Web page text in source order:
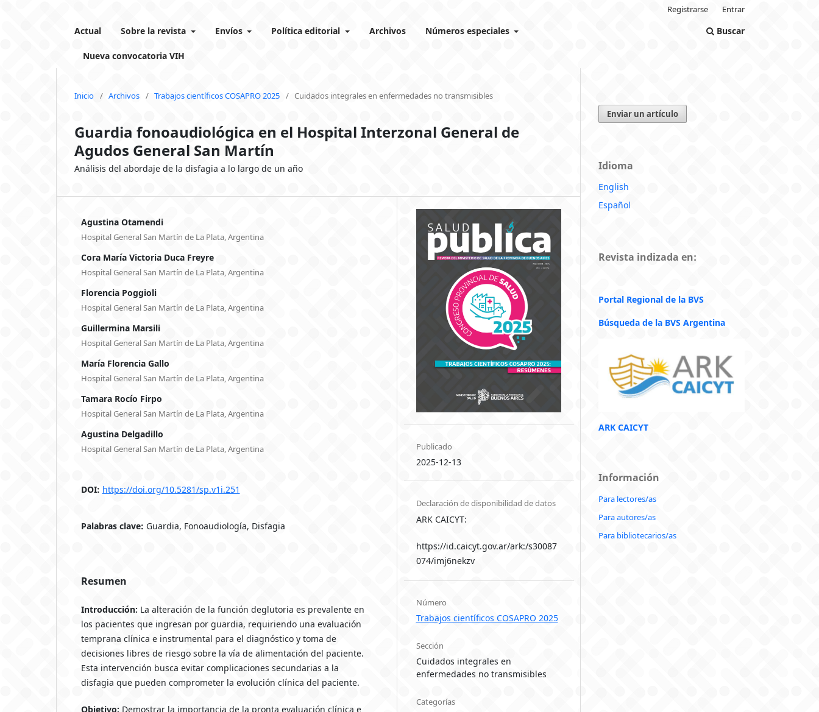
Actual Sobre la revista Envíos Política editorial Archivos Números especiales
Nueva convocatoria VIH
Buscar
Registrarse Entrar
Inicio / Archivos / Trabajos científicos COSAPRO 2025 / Cuidados integrales en enfermedades no transmisibles
Guardia fonoaudiológica en el Hospital Interzonal General de
Agudos General San Martín
Análisis del abordaje de la disfagia a lo largo de un año
Agustina Otamendi
Hospital General San Martín de La Plata, Argentina
Cora María Victoria Duca Freyre
Hospital General San Martín de La Plata, Argentina
Florencia Poggioli
Hospital General San Martín de La Plata, Argentina
Guillermina Marsili
Hospital General San Martín de La Plata, Argentina
María Florencia Gallo
Hospital General San Martín de La Plata, Argentina
Tamara Rocío Firpo
Hospital General San Martín de La Plata, Argentina
Agustina Delgadillo
Hospital General San Martín de La Plata, Argentina
DOI: https://doi.org/10.5281/sp.v1i.251
Palabras clave: Guardia, Fonoaudiología, Disfagia
Resumen
Introducción: La alteración de la función deglutoria es prevalente en
los pacientes que ingresan por guardia, requiriendo una evaluación
temprana clínica e instrumental para el diagnóstico y toma de
decisiones libres de riesgo sobre la vía de alimentación del paciente.
Esta intervención busca evitar complicaciones secundarias a la
disfagia que pueden comprometer la evolución clínica del paciente.
Objetivo:Demostrar la importancia de la pronta evaluación clínica e
Publicado
2025-12-13
Declaración de disponibilidad de datos
ARK CAICYT:
https://id.caicyt.gov.ar/ark:/s30087
074/imj6nekzv
Número
Trabajos científicos COSAPRO 2025
Sección
Cuidados integrales en
enfermedades no transmisibles
Categorías
Enviar un artículo
Idioma
English
Español
Revista indizada en:
Portal Regional de la BVS
Búsqueda de la BVS Argentina
ARK CAICYT
Información
Para lectores/as
Para autores/as
Para bibliotecarios/as